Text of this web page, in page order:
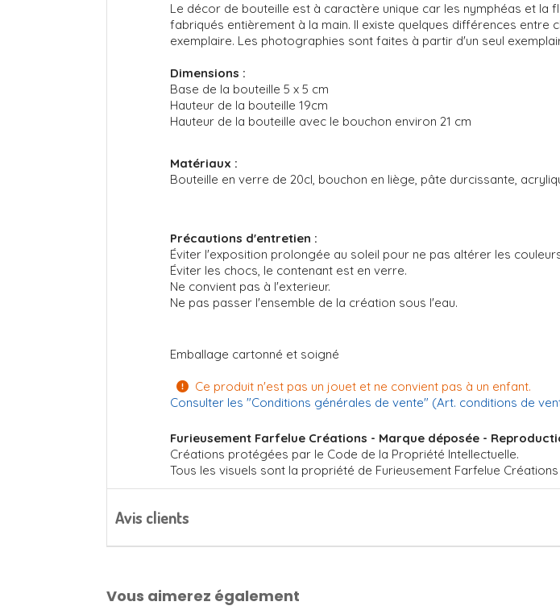
Le décor de bouteille est à caractère unique car les nymphéas et la
fabriqués entièrement à la main. Il existe quelques différences entre
exemplaire. Les photographies sont faites à partir d'un seul
Dimensions :
Base de la bouteille 5 x 5 cm
Hauteur de la bouteille 19cm
Hauteur de la bouteille avec le bouchon environ 21 cm
Matériaux :
Bouteille en verre de 20cl, bouchon en liège, pâte durcissante,
Précautions d'entretien :
Éviter l'exposition prolongée au soleil pour ne pas altérer les
Éviter les chocs, le contenant est en verre.
Ne convient pas à l'exterieur.
Ne pas passer l'ensemble de la création sous l'eau.
Emballage cartonné et soigné
 Ce produit n'est pas un jouet et ne convient pas à un enfant.
Consulter les "Conditions générales de vente" (Art. conditions de
Furieusement Farfelue Créations - Marque déposée -
Créations protégées par le Code de la Propriété Intellectuelle.
Tous les visuels sont la propriété de Furieusement Farfelue
Avis clients
Vous aimerez également